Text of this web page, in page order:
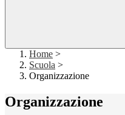
Home >
Scuola >
Organizzazione
Organizzazione